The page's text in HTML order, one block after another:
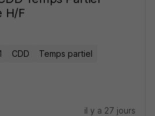
H/F
CDD
Temps partiel
il y a 27 jours